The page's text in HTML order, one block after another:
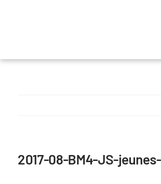
2017-08-BM4-JS-